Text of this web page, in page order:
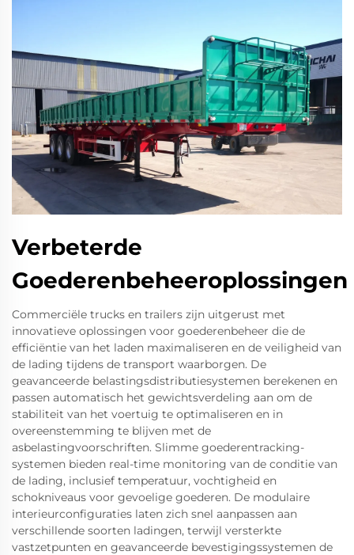
Verbeterde
Goederenbeheeroplossingen
Commerciële trucks en trailers zijn uitgerust met
innovatieve oplossingen voor goederenbeheer die de
efficiëntie van het laden maximaliseren en de veiligheid van
de lading tijdens de transport waarborgen. De
geavanceerde belastingsdistributiesystemen berekenen en
passen automatisch het gewichtsverdeling aan om de
stabiliteit van het voertuig te optimaliseren en in
overeenstemming te blijven met de
asbelastingvoorschriften. Slimme goederentracking-
systemen bieden real-time monitoring van de conditie van
de lading, inclusief temperatuur, vochtigheid en
schokniveaus voor gevoelige goederen. De modulaire
interieurconfiguraties laten zich snel aanpassen aan
verschillende soorten ladingen, terwijl versterkte
vastzetpunten en geavanceerde bevestigingssystemen de